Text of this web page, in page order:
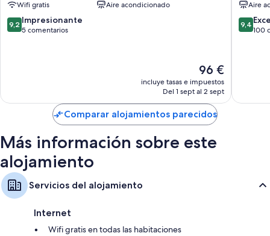
Wifi gratis
Aire acondicionado
9.2
sobre
9,2 Impresionante
5 comentarios
El
precio
actual
de
96 €
96 €
incluye tasas e impuestos
Del 1 sept al 2 sept
Aire
9.4
sobre
9,4
100
Comparar alojamientos parecidos
Más información sobre este
alojamiento
Servicios del alojamiento
Internet
Wifi gratis en todas las habitaciones